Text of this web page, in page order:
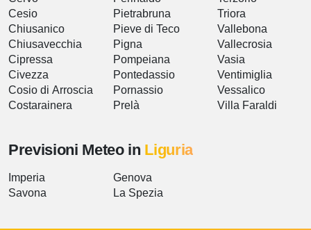
Cesio
Chiusanico
Chiusavecchia
Cipressa
Civezza
Cosio di Arroscia
Costarainera
Pietrabruna
Pieve di Teco
Pigna
Pompeiana
Pontedassio
Pornassio
Prelà
Triora
Vallebona
Vallecrosia
Vasia
Ventimiglia
Vessalico
Villa Faraldi
Previsioni Meteo in Liguria
Imperia
Savona
Genova
La Spezia